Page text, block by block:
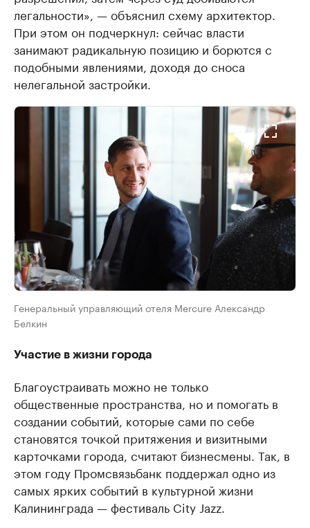
легальности», — объяснил схему архитектор.
При этом он подчеркнул: сейчас власти
занимают радикальную позицию и борются с
подобными явлениями, доходя до сноса
нелегальной застройки.
Генеральный управляющий отеля Mercure Александр
Белкин
Участие в жизни города
Благоустраивать можно не только
общественные пространства, но и помогать в
создании событий, которые сами по себе
становятся точкой притяжения и визитными
карточками города, считают бизнесмены. Так, в
этом году Промсвязьбанк поддержал одно из
самых ярких событий в культурной жизни
Калининграда — фестиваль City Jazz.